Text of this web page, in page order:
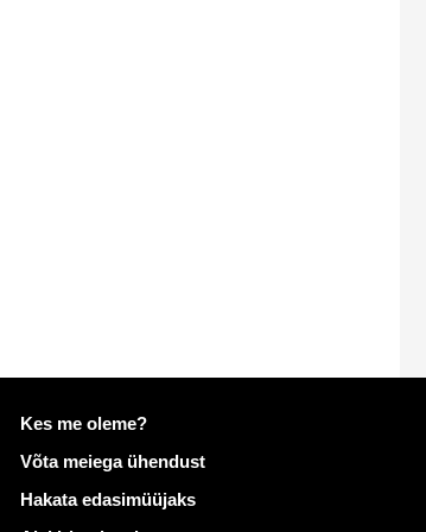
Lisateave saidil Mailo
Kes me oleme?
Võta meiega ühendust
Hakata edasimüüjaks